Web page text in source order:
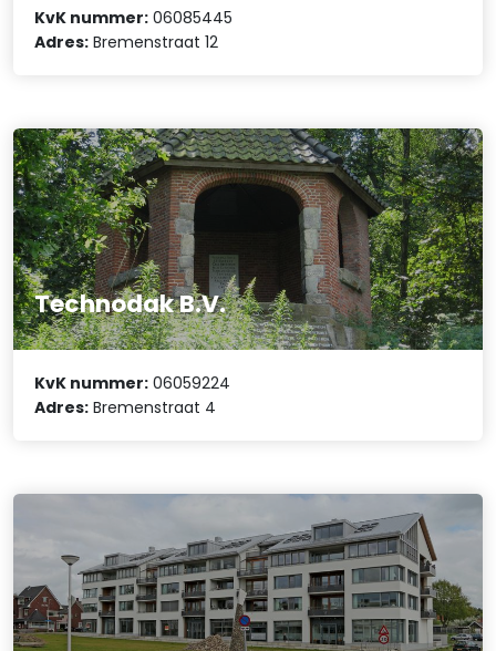
KvK nummer: 06085445
Adres: Bremenstraat 12
Technodak B.V.
KvK nummer: 06059224
Adres: Bremenstraat 4